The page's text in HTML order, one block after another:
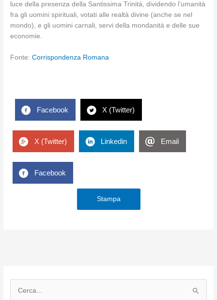
luce della presenza della Santissima Trinità, dividendo l’umanità
fra gli uomini spirituali, votati alle realtà divine (anche se nel
mondo), e gli uomini carnali, servi della mondanità e delle sue
economie.
Fonte:Corrispondenza Romana
Facebook X (Twitter)
X (Twitter) Linkedin Email
Facebook
Stampa